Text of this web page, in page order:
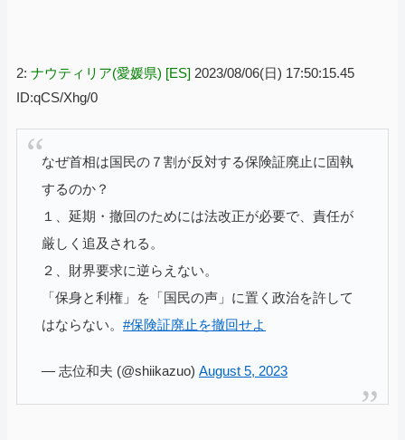
2: ナウティリア(愛媛県) [ES] 2023/08/06(日) 17:50:15.45
ID:qCS/Xhg/0
なぜ首相は国民の７割が反対する保険証廃止に固執
するのか？
１、延期・撤回のためには法改正が必要で、責任が
厳しく追及される。
２、財界要求に逆らえない。
「保身と利権」を「国民の声」に置く政治を許して
はならない。 #保険証廃止を撤回せよ
— 志位和夫 (@shiikazuo) August 5, 2023